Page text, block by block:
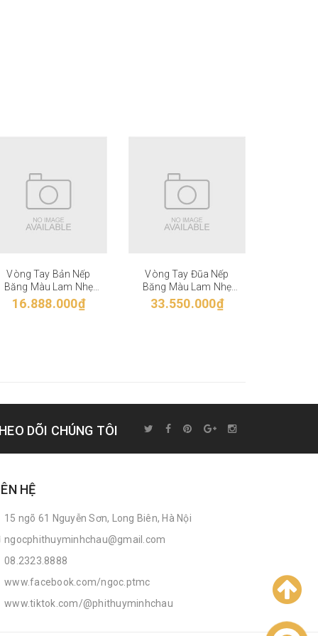
Vòng Tay Bản Nếp
Băng Màu Lam Nhẹ
VT-27-006
16.888.000₫
Vòng Tay Đũa Nếp
Băng Màu Lam Nhẹ
VT-27-005
33.550.000₫
DÕI CHÚNG TÔI
HỆ
15 ngõ 61 Nguyễn Sơn, Long Biên, Hà Nội
ngocphithuyminhchau@gmail.com
08.2323.8888
www.facebook.com/ngoc.ptmc
www.tiktok.com/@phithuyminhchau